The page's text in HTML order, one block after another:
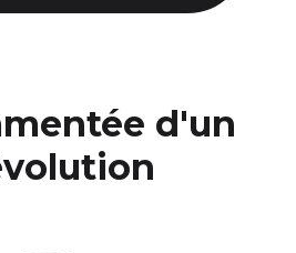
d'un